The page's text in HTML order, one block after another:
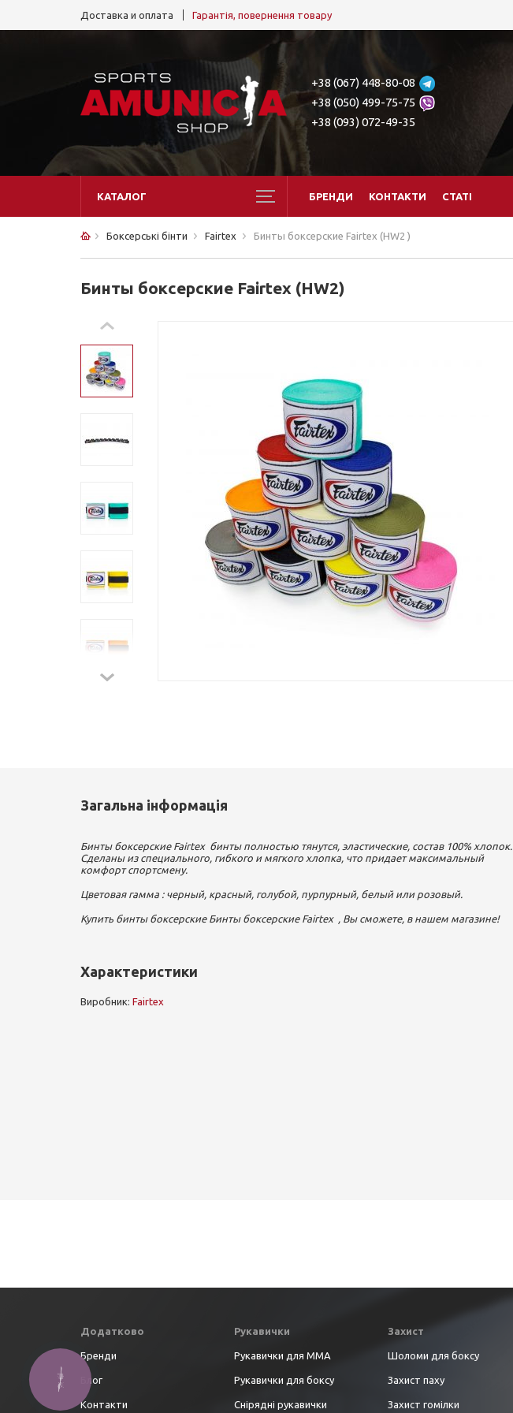
Доставка и оплата Гарантія, повернення товару
+38 (067) 448-80-08
+38 (050) 499-75-75
+38 (093) 072-49-35
КАТАЛОГ БРЕНДИ КОНТАКТИ СТАТІ
Боксерські бінти Fairtex Бинты боксерские Fairtex (HW2 )
Бинты боксерские Fairtex (HW2)
Загальна інформація
Бинты боксерские Fairtex бинты полностью тянутся, эластические, состав 100% хлопок.
Сделаны из специального, гибкого и мягкого хлопка, что придает максимальный
комфорт спортсмену.
Цветовая гамма : черный, красный, голубой, пурпурный, белый или розовый.
Купить бинты боксерские Бинты боксерские Fairtex , Вы сможете, в нашем магазине!
Характеристики
Виробник: Fairtex
Додатково
Бренди
Блог
Контакти
Рукавички
Рукавички для ММА
Рукавички для боксу
Снірядні рукавички
Захист
Шоломи для боксу
Захист паху
Захист гомілки